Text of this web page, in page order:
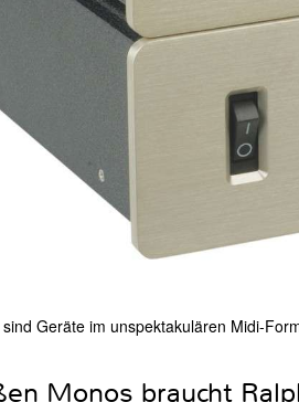
Geräte im unspektakulären Midi-
Monos braucht